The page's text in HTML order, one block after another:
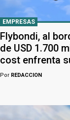
EMPRESAS
Flybondi, al
de USD 1.700
cost enfrenta
Por REDACCION